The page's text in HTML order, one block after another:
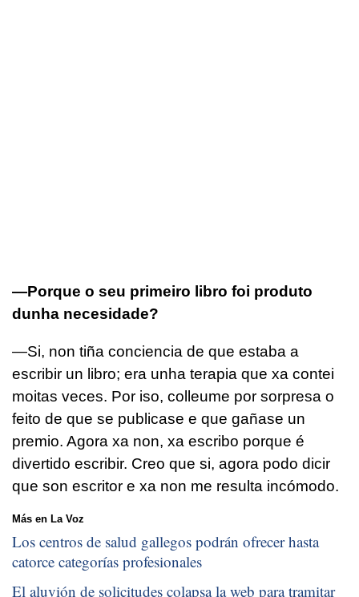
—Porque o seu primeiro libro foi produto
dunha necesidade?
—Si, non tiña conciencia de que estaba a
escribir un libro; era unha terapia que xa contei
moitas veces. Por iso, colleume por sorpresa o
feito de que se publicase e que gañase un
premio. Agora xa non, xa escribo porque é
divertido escribir. Creo que si, agora podo dicir
que son escritor e xa non me resulta incómodo.
Más en La Voz
Los centros de salud gallegos podrán ofrecer hasta
catorce categorías profesionales
El aluvión de solicitudes colapsa la web para tramitar